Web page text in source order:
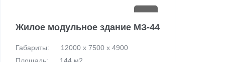
Жилое модульное здание МЗ-44
Габариты:
12000 х 7500 х 4900